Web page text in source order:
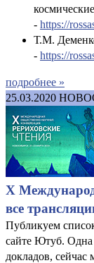
- https://
Т.М.
- https://
подробнее »
25.03.2020
X
все
Публикуем
сайте Ютуб. Одна
докладов,